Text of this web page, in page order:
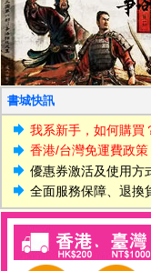
書城快訊
我系新手，如何購買
香港/台灣免運費政策
優惠券激活及使用方
全面服務保障、退換